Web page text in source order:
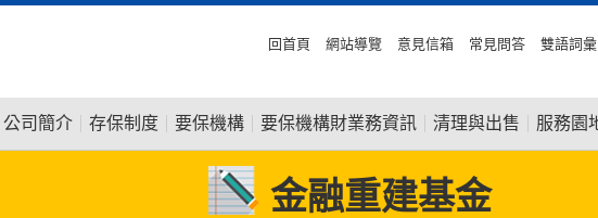
回首頁 網站導覽 意見信箱 常見問答 雙語詞彙
公司簡介 存保制度 要保機構 要保機構財業務資訊 清理與出售 服務園
金融重建基金